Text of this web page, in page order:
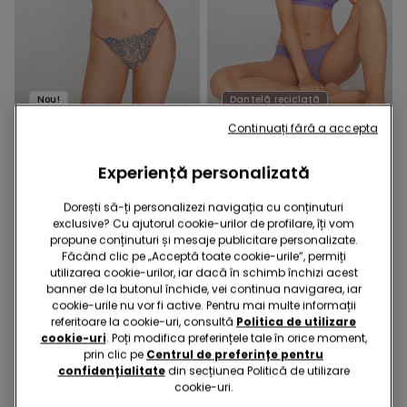
Nou!
Sutien Balconette Paris
Romantic Bloom
Dantelă reciclată
Sutien Balconette Ușor
Căptușit Dantelă Reciclată
Experiență personalizată
Dorești să-ți personalizezi navigația cu conținuturi
exclusive? Cu ajutorul cookie-urilor de profilare, îți vom
propune conținuturi și mesaje publicitare personalizate.
Făcând clic pe „Acceptă toate cookie-urile”, permiți
utilizarea cookie-urilor, iar dacă în schimb închizi acest
banner de la butonul închide, vei continua navigarea, iar
cookie-urile nu vor fi active. Pentru mai multe informații
referitoare la cookie-uri, consultă Politica de utilizare
cookie-uri. Poți modifica preferințele tale în orice moment,
prin clic pe Centrul de preferințe pentru
confidențialitatedin secțiunea Politică de utilizare
cookie-uri.
Continuați fără a accepta